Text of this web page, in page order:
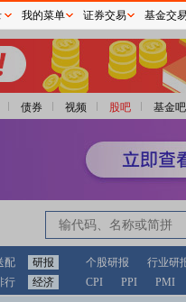
债券 视频 股吧 基金吧
配 研报 个股研报 行业研
行 经济 CPI PPI PMI
我的菜单 证券交易 基金交